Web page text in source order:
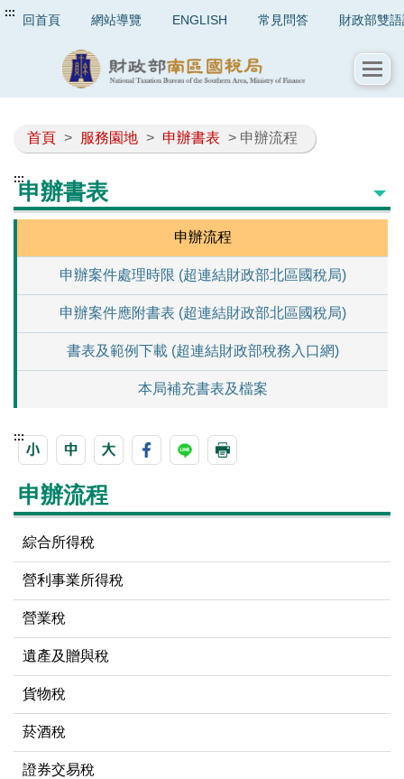
::: 回首頁 網站導覽 ENGLISH 常見問答 財政部雙
首頁 > 服務園地 > 申辦書表 > 申辦流程
:::申辦書表
申辦流程
申辦案件處理時限 (超連結財政部北區國稅局)
申辦案件應附書表 (超連結財政部北區國稅局)
書表及範例下載 (超連結財政部稅務入口網)
本局補充書表及檔案
:::
申辦流程
綜合所得稅
營利事業所得稅
營業稅
遺產及贈與稅
貨物稅
菸酒稅
證券交易稅